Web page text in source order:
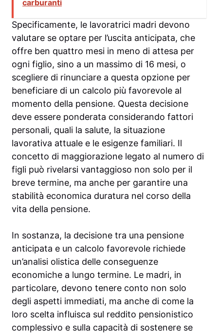
carburanti
Specificamente, le lavoratrici madri devono
valutare se optare per l’uscita anticipata, che
offre ben quattro mesi in meno di attesa per
ogni figlio, sino a un massimo di 16 mesi, o
scegliere di rinunciare a questa opzione per
beneficiare di un calcolo più favorevole al
momento della pensione. Questa decisione
deve essere ponderata considerando fattori
personali, quali la salute, la situazione
lavorativa attuale e le esigenze familiari. Il
concetto di maggiorazione legato al numero di
figli può rivelarsi vantaggioso non solo per il
breve termine, ma anche per garantire una
stabilità economica duratura nel corso della
vita della pensione.
In sostanza, la decisione tra una pensione
anticipata e un calcolo favorevole richiede
un’analisi olistica delle conseguenze
economiche a lungo termine. Le madri, in
particolare, devono tenere conto non solo
degli aspetti immediati, ma anche di come la
loro scelta influisca sul reddito pensionistico
complessivo e sulla capacità di sostenere se